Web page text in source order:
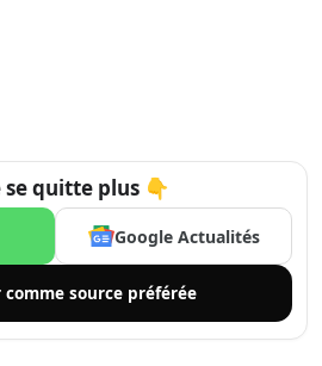
se quitte plus 👇
Google Actualités
source préférée